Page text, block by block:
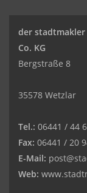
der
Co. KG
Bergstraße 8
35578 Wetzlar
Tel.: 06441 / 44
Fax: 06441 / 20
E-Mail:
Web: